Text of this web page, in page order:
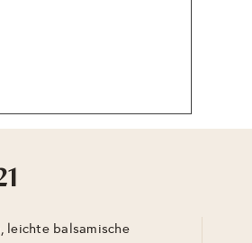
leichte balsamische